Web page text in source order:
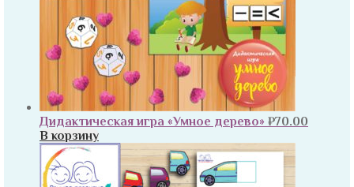
Дидактическая игра «Умное дерево» ₽70.00
В корзину